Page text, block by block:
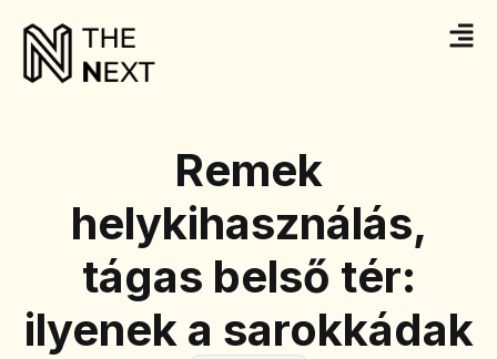
Remek
helykihasználás,
tágas belső tér:
ilyenek a sarokkádak